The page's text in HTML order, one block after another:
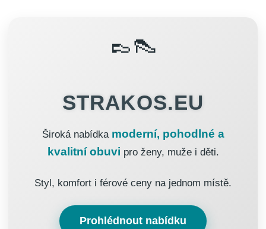
👞👠
STRAKOS.EU
Široká nabídka moderní, pohodlné a
kvalitní obuvi pro ženy, muže i děti.
Styl, komfort i férové ceny na jednom místě.
Prohlédnout nabídku